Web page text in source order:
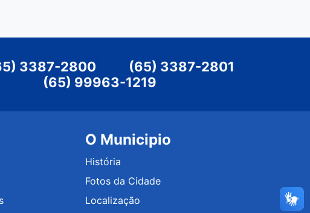
(65)3387-2800
3387-2800 (65) 3387-2801
(65) 99963-1219
O Municipio
História
Fotos da Cidade
Localização